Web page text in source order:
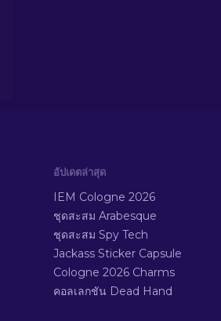
อัปเดตล่าสุด
IEM Cologne 2026
ชุดสะสม Arabesque
ชุดสะสม Spy Tech
Jackass Sticker Capsule
Cologne 2026 Charms
คอลเลกชัน Dead Hand